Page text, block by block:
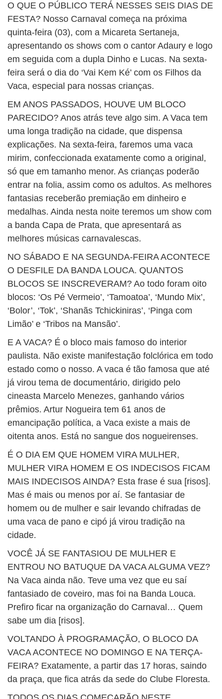
O QUE O PÚBLICO TERÁ NESSES SEIS DIAS DE
FESTA? Nosso Carnaval começa na próxima
quinta-feira (03), com a Micareta Sertaneja,
apresentando os shows com o cantor Adaury e logo
em seguida com a dupla Dinho e Lucas. Na sexta-
feira será o dia do ‘Vai Kem Ké’ com os Filhos da
Vaca, especial para nossas crianças.
EM ANOS PASSADOS, HOUVE UM BLOCO
PARECIDO? Anos atrás teve algo sim. A Vaca tem
uma longa tradição na cidade, que dispensa
explicações. Na sexta-feira, faremos uma vaca
mirim, confeccionada exatamente como a original,
só que em tamanho menor. As crianças poderão
entrar na folia, assim como os adultos. As melhores
fantasias receberão premiação em dinheiro e
medalhas. Ainda nesta noite teremos um show com
a banda Capa de Prata, que apresentará as
melhores músicas carnavalescas.
NO SÁBADO E NA SEGUNDA-FEIRA ACONTECE
O DESFILE DA BANDA LOUCA. QUANTOS
BLOCOS SE INSCREVERAM? Ao todo foram oito
blocos: ‘Os Pé Vermeio’, ‘Tamoatoa’, ‘Mundo Mix’,
‘Bolor’, ‘Tok’, ‘Shanãs Tchickiniras’, ‘Pinga com
Limão’ e ‘Tribos na Mansão’.
E A VACA? É o bloco mais famoso do interior
paulista. Não existe manifestação folclórica em todo
estado como o nosso. A vaca é tão famosa que até
já virou tema de documentário, dirigido pelo
cineasta Marcelo Menezes, ganhando vários
prêmios. Artur Nogueira tem 61 anos de
emancipação política, a Vaca existe a mais de
oitenta anos. Está no sangue dos nogueirenses.
É O DIA EM QUE HOMEM VIRA MULHER,
MULHER VIRA HOMEM E OS INDECISOS FICAM
MAIS INDECISOS AINDA? Esta frase é sua [risos].
Mas é mais ou menos por aí. Se fantasiar de
homem ou de mulher e sair levando chifradas de
uma vaca de pano e cipó já virou tradição na
cidade.
VOCÊ JÁ SE FANTASIOU DE MULHER E
ENTROU NO BATUQUE DA VACA ALGUMA VEZ?
Na Vaca ainda não. Teve uma vez que eu saí
fantasiado de coveiro, mas foi na Banda Louca.
Prefiro ficar na organização do Carnaval… Quem
sabe um dia [risos].
VOLTANDO À PROGRAMAÇÃO, O BLOCO DA
VACA ACONTECE NO DOMINGO E NA TERÇA-
FEIRA? Exatamente, a partir das 17 horas, saindo
da praça, que fica atrás da sede do Clube Floresta.